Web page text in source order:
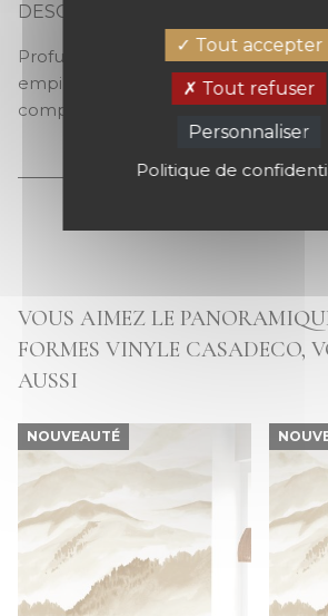
DESCRIPTION
EMPIRE DES FORMES
Profusion cubiste Etonnante, cette
empile avec grâce volumes et
composition mystérieuse et sensible.
VOUS AIMEZ LE
FORMES VINYLE CASADECO,
AUSSI
NOUVEAUTÉ
Tout accepter
Tout refuser
Personnaliser
Politique de